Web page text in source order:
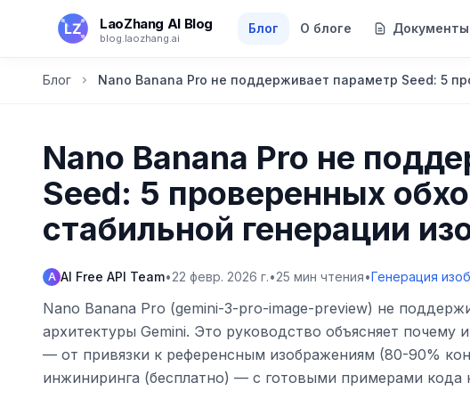
Перейти к основному содержанию
LaoZhang AI Blog
blog.laozhang.ai
Блог О блоге Документы
Блог Nano Banana Pro не поддерживает параметр Seed: 5
Nano Banana Pro не
Seed: 5 проверенных
стабильной генерации
A AI Free API Team•22 февр. 2026 г.•25 мин чтения•Генерация
Nano Banana Pro (gemini-3-pro-image-preview) не
архитектуры Gemini. Это руководство объясняет
— от привязки к референсным изображениям (80-90%
инжиниринга (бесплатно) — с готовыми примерами кода